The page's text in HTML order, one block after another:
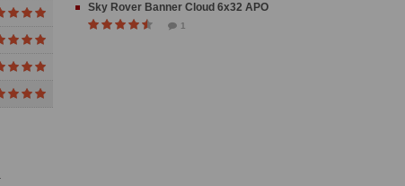
Sky Rover Banner Cloud 6x32 APO
1